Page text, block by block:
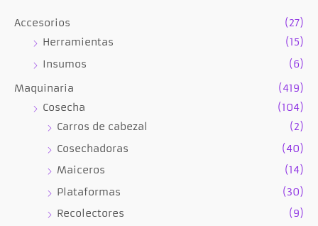
Accesorios
(27)
Herramientas
(15)
Insumos
(6)
Maquinaria
(419)
Cosecha
(104)
Carros de cabezal
(2)
Cosechadoras
(40)
Maiceros
(14)
Plataformas
(30)
Recolectores
(9)